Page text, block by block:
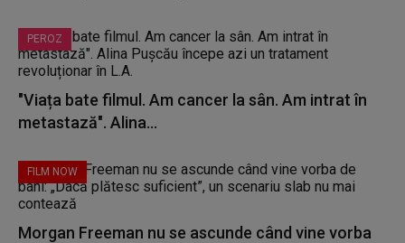
PEROZ
"Viața bate filmul. Am cancer la sân. Am intrat în
metastază". Alina...
FILM NOW
Morgan Freeman nu se ascunde când vine vorba